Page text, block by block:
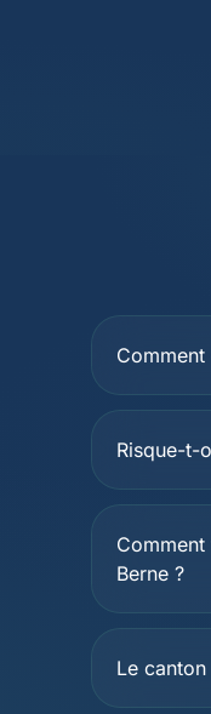
Risque-t-
Berne ?
Le